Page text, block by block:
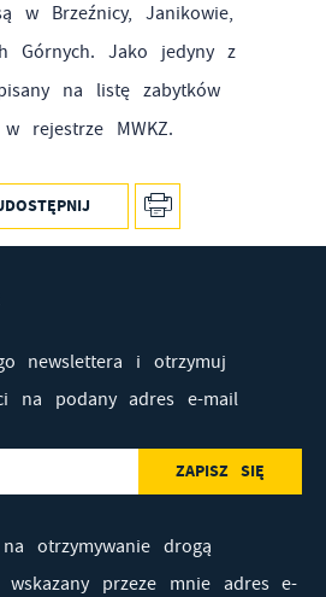
w Brzeźnicy, Janikowie,
Górnych. Jako jedyny z
na listę zabytków
rejestrze MWKZ.
newslettera i otrzymuj
na podany adres e-mail
otrzymywanie drogą
wskazany przeze mnie adres e-